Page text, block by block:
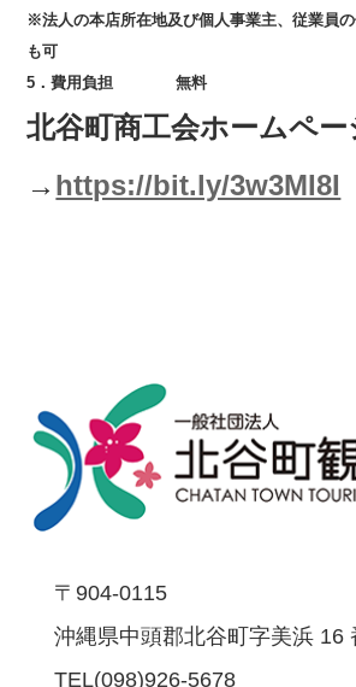
※法人の本店所在地及び個人事業主、従業員
も可
5．費用負担 無料
北谷町商工会ホームペー
→ https://bit.ly/3w3MI8I
〒904-0115
沖縄県中頭郡北谷町字美浜 16
TEL(098)926-5678